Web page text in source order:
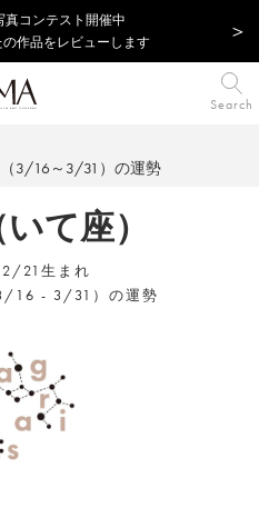
真コンテスト開催中
作品をレビューします
Search
3/16～3/31）の運勢
て座）
21生まれ
16 - 3/31）の運勢